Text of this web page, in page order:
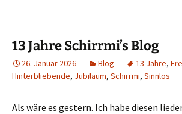
13 Jahre Schirrmi’s Blog
26. Januar 2026 Blog 13 Jahre,
Hinterbliebende, Jubiläum, Schirrmi, Sinnlos
Als wäre es gestern. Ich habe diesen